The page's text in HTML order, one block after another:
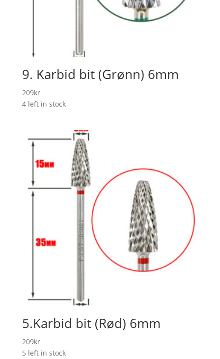
9. Karbid bit (Grønn) 6mm
209kr
4 left in stock
5.Karbid bit (Rød) 6mm
209kr
5 left in stock